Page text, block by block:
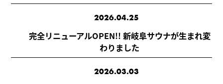
2026.04.25
完全リニューアルOPEN!! 新岐阜サウナが生まれ変
わりました
2026.03.03